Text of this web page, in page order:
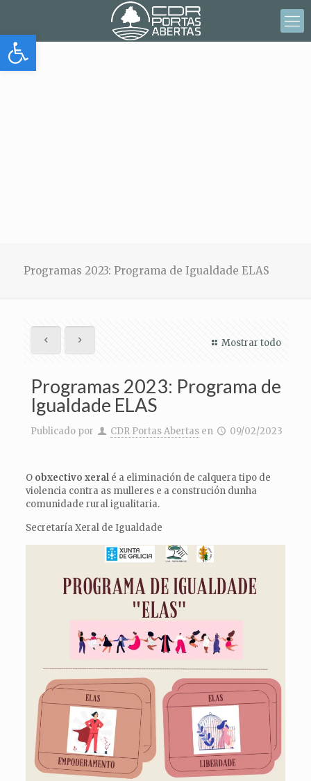
Abrir barra de herramientas
Programas 2023: Programa de Igualdade ELAS
Mostrar todo
Programas 2023: Programa de
Igualdade ELAS
Publicado por CDR Portas Abertas en 09/02/2023
O obxectivo xeral é a eliminación de calquera tipo de
violencia contra as mulleres e a construción dunha
comunidade rural igualitaria.
Secretaría Xeral de Igualdade